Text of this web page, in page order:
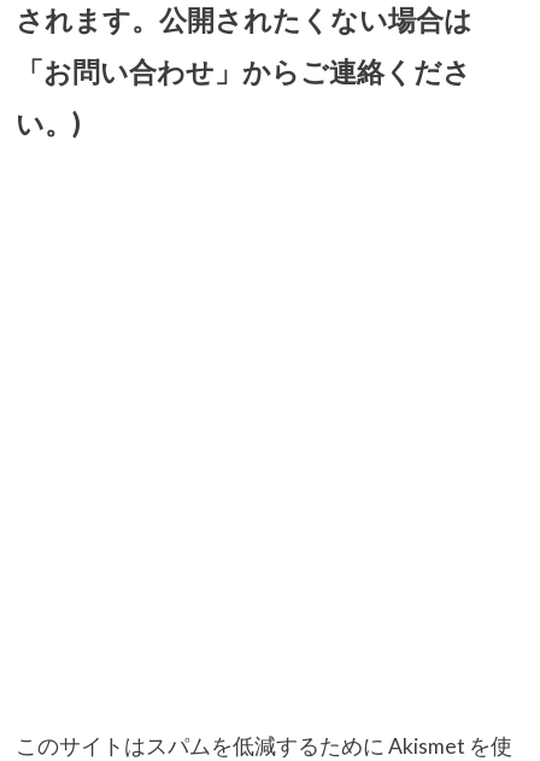
されます。公開されたくない場合は
「お問い合わせ」からご連絡くださ
い。)
このサイトはスパムを低減するために Akismet を使